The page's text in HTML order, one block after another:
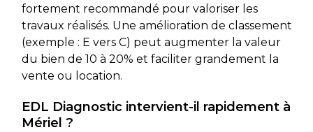
fortement recommandé pour valoriser les
travaux réalisés. Une amélioration de classement
(exemple : E vers C) peut augmenter la valeur
du bien de 10 à 20% et faciliter grandement la
vente ou location.
EDL Diagnostic intervient-il rapidement à
Mériel ?